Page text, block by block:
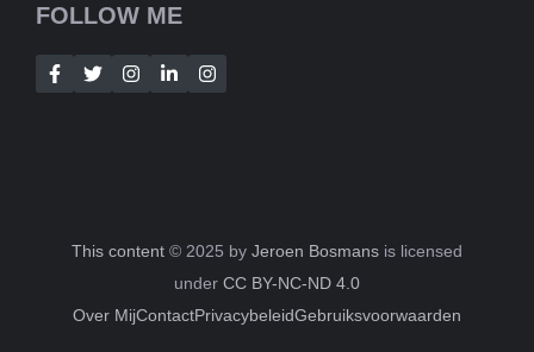
FOLLOW ME
This content © 2025 by Jeroen Bosmans is licensed
under CC BY-NC-ND 4.0
Over MijContactPrivacybeleidGebruiksvoorwaarden